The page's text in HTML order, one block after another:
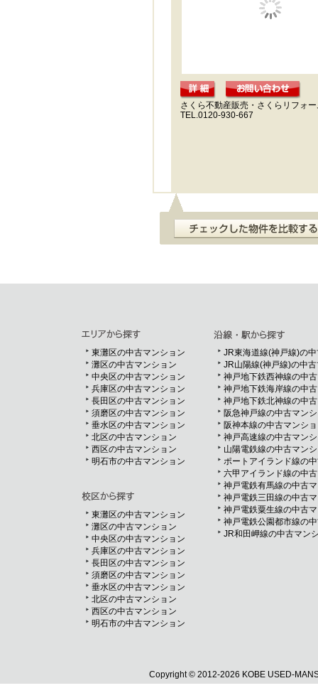
さくら不動産販売・さくらリフォ
TEL.0120-930-667
東灘区の中古マンション
灘区の中古マンション
中央区の中古マンション
兵庫区の中古マンション
長田区の中古マンション
須磨区の中古マンション
垂水区の中古マンション
北区の中古マンション
西区の中古マンション
明石市の中古マンション
東灘区の中古マンション
灘区の中古マンション
中央区の中古マンション
兵庫区の中古マンション
長田区の中古マンション
須磨区の中古マンション
垂水区の中古マンション
北区の中古マンション
西区の中古マンション
明石市の中古マンション
JR東海道線(神戸線)の
JR山陽線(神戸線)の中
神戸地下鉄西神線の中
神戸地下鉄海岸線の中
神戸地下鉄北神線の中
阪急神戸線の中古マン
阪神本線の中古マンシ
神戸高速線の中古マン
山陽電鉄線の中古マン
ポートアイランド線の
六甲アイランド線の中
神戸電鉄有馬線の中古
神戸電鉄三田線の中古
神戸電鉄粟生線の中古
神戸電鉄公園都市線の
JR和田岬線の中古マン
Copyright © 2012-2026 KOBE USED-